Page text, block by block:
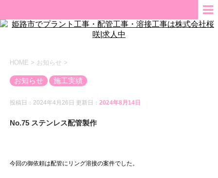
HOME > お知らせ >
お知らせ 施工実績
投稿日：2024年4月26日 更新日： 2024年8月14日
No.75 ステンレス配管製作
今回の御依頼は配管にリング溶接の案件でした。